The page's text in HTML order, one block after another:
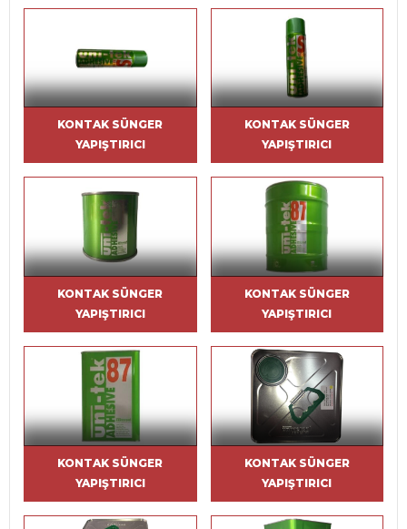
KONTAK SÜNGER
YAPIŞTIRICI
KONTAK SÜNGER
YAPIŞTIRICI
KONTAK SÜNGER
YAPIŞTIRICI
KONTAK SÜNGER
YAPIŞTIRICI
KONTAK SÜNGER
YAPIŞTIRICI
KONTAK SÜNGER
YAPIŞTIRICI